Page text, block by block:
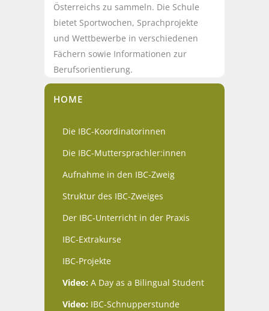
Österreichs zu sammeln. Die Schule
bietet Sportwochen, Sprachprojekte
und Wettbewerbe in verschiedenen
Fächern sowie Informationen zur
Berufsorientierung.
HOME
Die IBC-Koordinatorinnen
Die IBC-Muttersprachler:innen
Aufnahme in den IBC-Zweig
Struktur des IBC-Zweiges
Der IBC-Unterricht in der Praxis
IBC-Extrakurse
IBC-Projekte
Video: A Day as a Bilingual Student
Video: IBC-Schnupperstunde